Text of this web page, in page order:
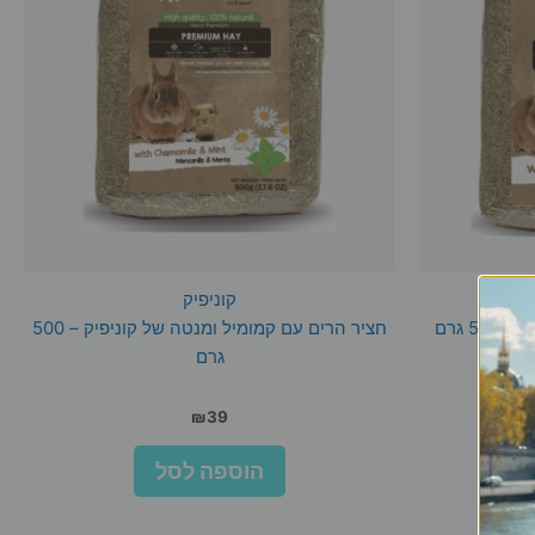
גרם
קוניפיק
חציר הרים עם קמומיל ומנטה של קוניפיק – 500
גרם
₪39
הוספה לסל